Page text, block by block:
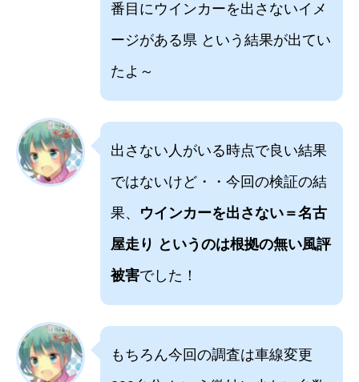
番目にウインカーを出さないイメ
ージがある県 という結果が出てい
たよ～
出さない人がいる時点で良い結果
ではないけど・・今回の検証の結
果、 ウインカーを出さない＝名古
屋走り というのは根拠の無い風評
被害でした！
もちろん今回の調査は車線変更